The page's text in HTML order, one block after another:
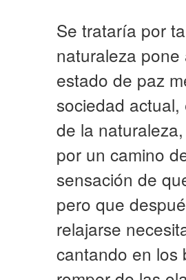
Se trataría por
naturaleza
estado de paz
sociedad
de la
por un camino
sensación de
pero que
relajarse
cantando en los